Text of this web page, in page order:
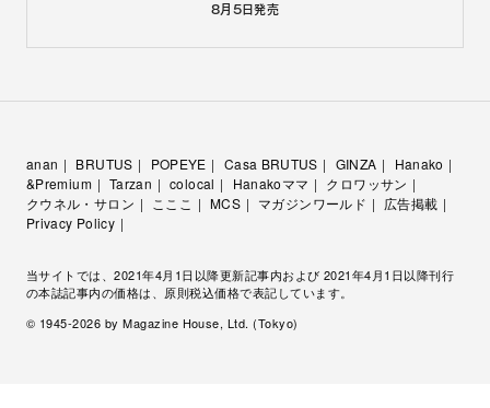
8月5日発売
anan BRUTUS POPEYE Casa BRUTUS GINZA
Hanako
&Premium
Tarzan colocal Hanakoママ
クロワッサン
クウネル・サロン
こここ MCS マガジンワールド
広告掲載
Privacy Policy
当サイトでは、2021年4月1日以降更新記事内および 2021年4月1日以降刊行
の本誌記事内の価格は、原則税込価格で表記しています。
© 1945-2026 by Magazine House, Ltd. (Tokyo)